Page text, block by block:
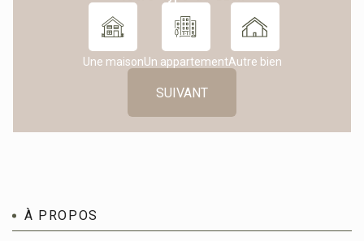
Une maisonUn appartementAutre bien
SUIVANT
À PROPOS